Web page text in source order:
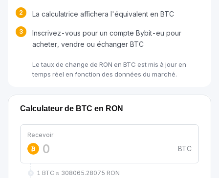
2 La calculatrice affichera l'équivalent en BTC
3
Inscrivez-vous pour un compte Bybit-eu pour
acheter, vendre ou échanger BTC
Le taux de change de RON en BTC est mis à jour en
temps réel en fonction des données du marché.
Calculateur de BTC en RON
Recevoir
BTC
1 BTC ≈ 308065.28075 RON